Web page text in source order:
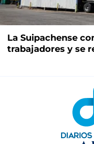
La Suipachense
trabajadores y se